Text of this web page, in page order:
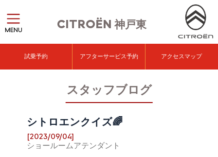
CITROËN神戸東
MENU
試乗予約 アフターサービス予約 アクセスマップ
スタッフブログ
シトロエンクイズ🌈
[2023/09/04]
ショールームアテンダント